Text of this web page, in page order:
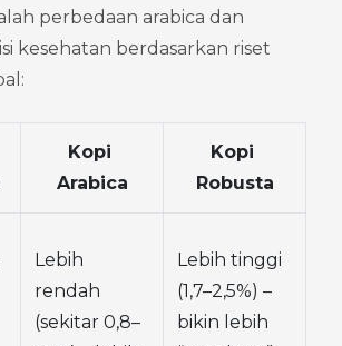
perbedaan arabica dan
kesehatan berdasarkan riset
Kopi
Arabica
Kopi
Robusta
Lebih
rendah
(sekitar 0,8–
Lebih tinggi
(1,7–2,5%) –
bikin lebih